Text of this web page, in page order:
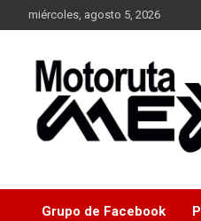
to
miércoles, agosto 5, 2026
Moto
Grupo de Facebook